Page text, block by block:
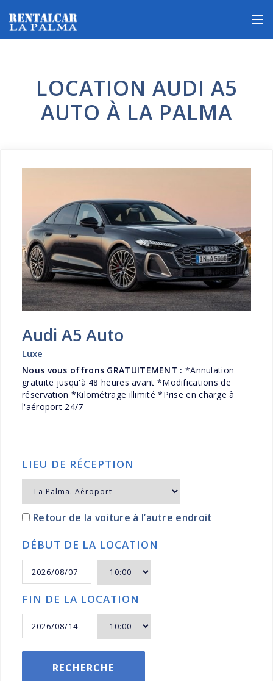
LOCATION AUDI A5
AUTO À LA PALMA
Audi A5 Auto
Luxe
Nous vous offrons GRATUITEMENT : *Annulation
gratuite jusqu'à 48 heures avant *Modifications de
réservation *Kilométrage illimité *Prise en charge à
l'aéroport 24/7
LIEU DE RÉCEPTION
Retour de la voiture à l’autre endroit
DÉBUT DE LA LOCATION
FIN DE LA LOCATION
RECHERCHE